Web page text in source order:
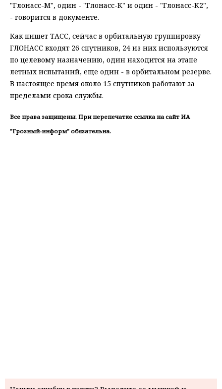
"Глонасс-М", один - "Глонасс-К" и один - "Глонасс-К2",
- говорится в документе.
Как пишет ТАСС, сейчас в орбитальную группировку
ГЛОНАСС входят 26 спутников, 24 из них используются
по целевому назначению, один находится на этапе
летных испытаний, еще один - в орбитальном резерве.
В настоящее время около 15 спутников работают за
пределами срока службы.
Все права защищены. При перепечатке ссылка на сайт ИА
"Грозный-информ" обязательна.